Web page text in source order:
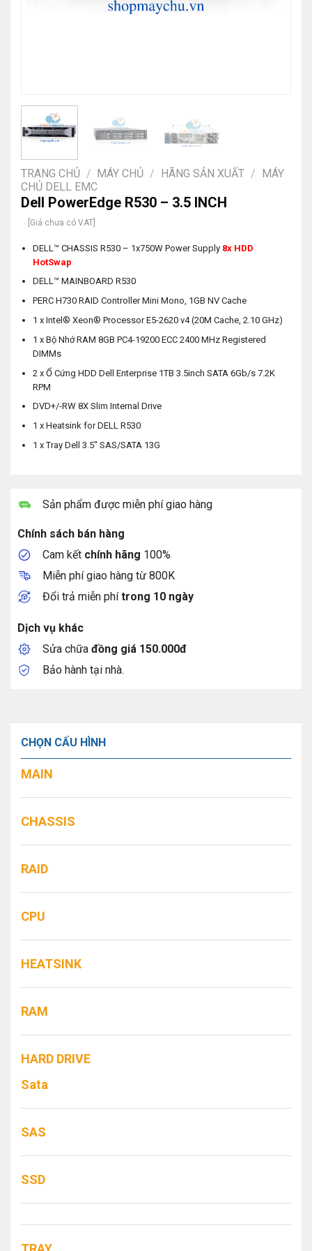
TRANG CHỦ / MÁY CHỦ / HÃNG SẢN XUẤT / MÁY
CHỦ DELL EMC
Dell PowerEdge R530 – 3.5 INCH
[Giá chưa có VAT]
DELL™ CHASSIS R530 – 1x750W Power Supply 8x HDD
HotSwap
DELL™ MAINBOARD R530
PERC H730 RAID Controller Mini Mono, 1GB NV Cache
1 x Intel® Xeon® Processor E5-2620 v4 (20M Cache, 2.10 GHz)
1 x Bộ Nhớ RAM 8GB PC4-19200 ECC 2400 MHz Registered
DIMMs
2 x Ổ Cứng HDD Dell Enterprise 1TB 3.5inch SATA 6Gb/s 7.2K
RPM
DVD+/-RW 8X Slim Internal Drive
1 x Heatsink for DELL R530
1 x Tray Dell 3.5″ SAS/SATA 13G
Sản phẩm được miễn phí giao hàng
Chính sách bán hàng
Cam kết chính hãng 100%
Miễn phí giao hàng từ 800K
Đổi trả miễn phítrong 10 ngày
Dịch vụ khác
Sửa chữa đồng giá 150.000đ
Bảo hành tại nhà.
CHỌN CẤU HÌNH
MAIN
CHASSIS
RAID
CPU
HEATSINK
RAM
HARD DRIVE
Sata
SAS
SSD